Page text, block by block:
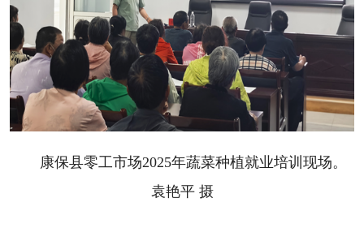
康保县零工市场2025年蔬菜种植就业培训现场。
袁艳平 摄